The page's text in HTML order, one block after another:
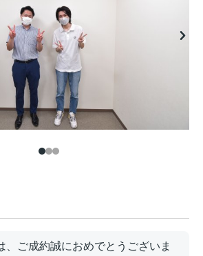
、ご成約誠におめでとうございま